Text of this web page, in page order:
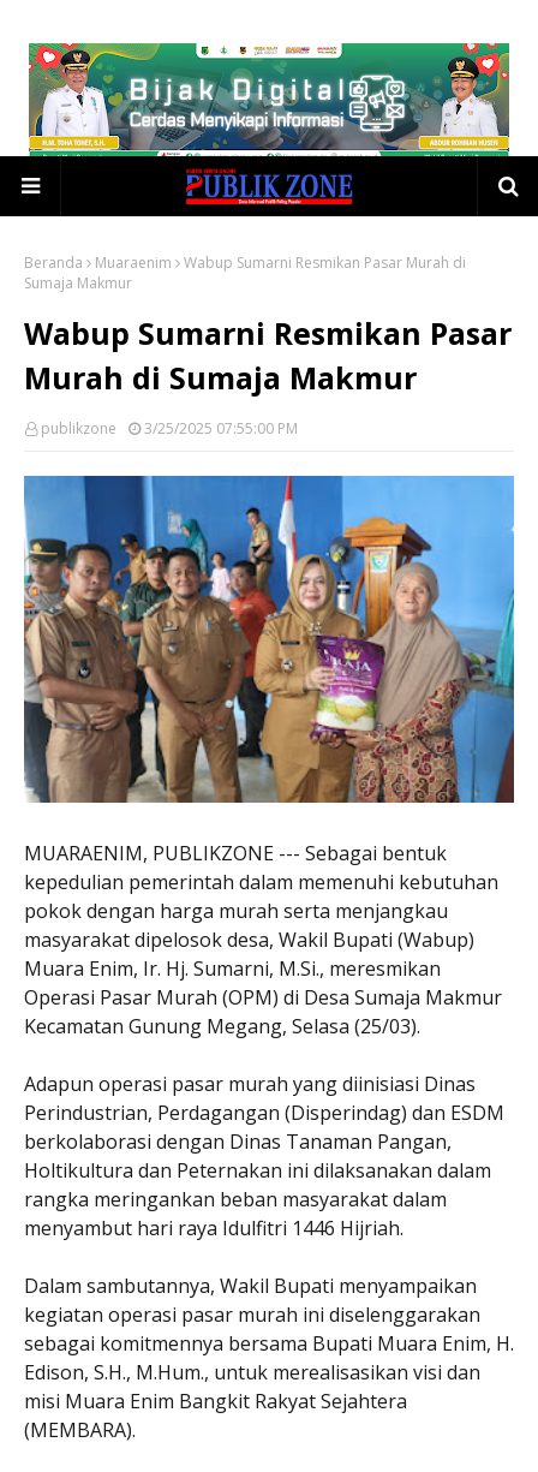
Beranda Muaraenim
Wabup Sumarni Resmikan Pasar Murah di
Sumaja Makmur
Wabup Sumarni Resmikan Pasar
Murah di Sumaja Makmur
publikzone 3/25/2025 07:55:00 PM
MUARAENIM, PUBLIKZONE --- Sebagai bentuk
kepedulian pemerintah dalam memenuhi kebutuhan
pokok dengan harga murah serta menjangkau
masyarakat dipelosok desa, Wakil Bupati (Wabup)
Muara Enim, Ir. Hj. Sumarni, M.Si., meresmikan
Operasi Pasar Murah (OPM) di Desa Sumaja Makmur
Kecamatan Gunung Megang, Selasa (25/03).
Adapun operasi pasar murah yang diinisiasi Dinas
Perindustrian, Perdagangan (Disperindag) dan ESDM
berkolaborasi dengan Dinas Tanaman Pangan,
Holtikultura dan Peternakan ini dilaksanakan dalam
rangka meringankan beban masyarakat dalam
menyambut hari raya Idulfitri 1446 Hijriah.
Dalam sambutannya, Wakil Bupati menyampaikan
kegiatan operasi pasar murah ini diselenggarakan
sebagai komitmennya bersama Bupati Muara Enim, H.
Edison, S.H., M.Hum., untuk merealisasikan visi dan
misi Muara Enim Bangkit Rakyat Sejahtera
(MEMBARA).